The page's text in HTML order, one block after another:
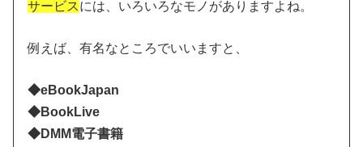
サービスには、いろいろなモノがありますよね。
例えば、有名なところでいいますと、
◆eBookJapan
◆BookLive
◆DMM電子書籍